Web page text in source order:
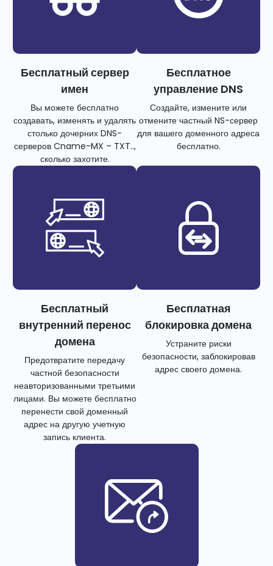
Бесплатный сервер
имен
Вы можете бесплатно
создавать, изменять и удалять
столько дочерних DNS-
серверов Cname-MX – TXT..,
сколько захотите.
Бесплатное
управление DNS
Создайте, измените или
отмените частный NS-сервер
для вашего доменного адреса
бесплатно.
Бесплатный
внутренний перенос
домена
Предотвратите передачу
частной безопасности
неавторизованными третьими
лицами. Вы можете бесплатно
перенести свой доменный
адрес на другую учетную
запись клиента.
Бесплатная
блокировка домена
Устраните риски
безопасности, заблокировав
адрес своего домена.